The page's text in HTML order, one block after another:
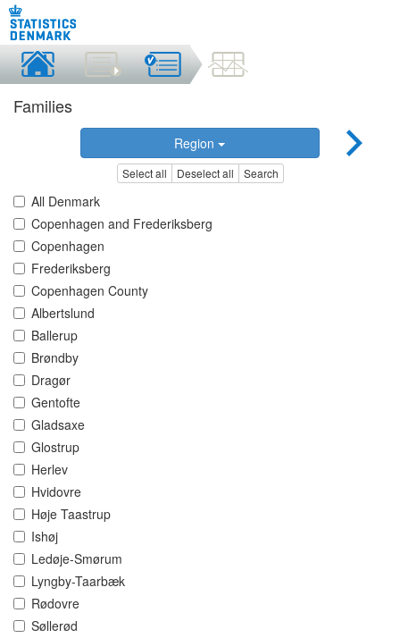
Families
Region
Select all Deselect all Search
All Denmark
Copenhagen and Frederiksberg
Copenhagen
Frederiksberg
Copenhagen County
Albertslund
Ballerup
Brøndby
Dragør
Gentofte
Gladsaxe
Glostrup
Herlev
Hvidovre
Høje Taastrup
Ishøj
Ledøje-Smørum
Lyngby-Taarbæk
Rødovre
Søllerød